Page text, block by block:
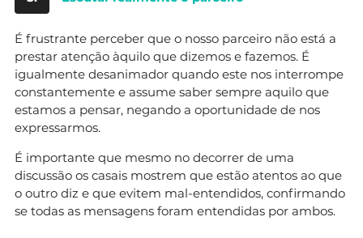
É frustrante perceber que o nosso parceiro não está a
prestar atenção àquilo que dizemos e fazemos. É
igualmente desanimador quando este nos interrompe
constantemente e assume saber sempre aquilo que
estamos a pensar, negando a oportunidade de nos
expressarmos.
É importante que mesmo no decorrer de uma
discussão os casais mostrem que estão atentos ao que
o outro diz e que evitem mal-entendidos, confirmando
se todas as mensagens foram entendidas por ambos.